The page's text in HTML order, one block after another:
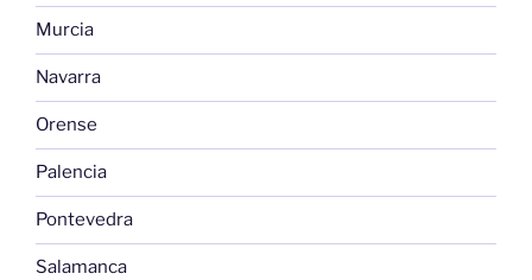
Murcia
Navarra
Orense
Palencia
Pontevedra
Salamanca